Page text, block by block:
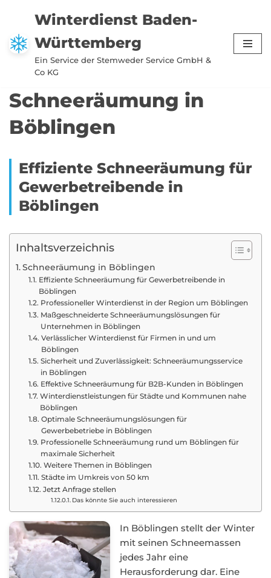
Zum
Inhalt
springen
Winterdienst Baden-
Württemberg
Ein Service der Stemweder Service GmbH &
Co KG
Schneeräumung in
Böblingen
Effiziente Schneeräumung für
Gewerbetreibende in
Böblingen
Inhaltsverzeichnis
Schneeräumung in Böblingen
Effiziente Schneeräumung für Gewerbetreibende in
Böblingen
Professioneller Winterdienst in der Region um Böblingen
Maßgeschneiderte Schneeräumungslösungen für
Unternehmen in Böblingen
Verlässlicher Winterdienst für Firmen in und um
Böblingen
Sicherheit und Zuverlässigkeit: Schneeräumungsservice
in Böblingen
Effektive Schneeräumung für B2B-Kunden in Böblingen
Winterdienstleistungen für Städte und Kommunen nahe
Böblingen
Optimale Schneeräumungslösungen für
Gewerbebetriebe in Böblingen
Professionelle Schneeräumung rund um Böblingen für
maximale Sicherheit
Weitere Themen in Böblingen
Städte im Umkreis von 50 km
Jetzt Anfrage stellen
Das könnte Sie auch interessieren
In Böblingen stellt der Winter
mit seinen Schneemassen
jedes Jahr eine
Herausforderung dar. Eine